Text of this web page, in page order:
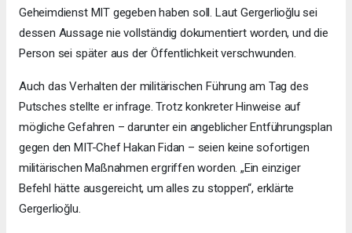
Geheimdienst MIT gegeben haben soll. Laut Gergerlioğlu sei
dessen Aussage nie vollständig dokumentiert worden, und die
Person sei später aus der Öffentlichkeit verschwunden.
Auch das Verhalten der militärischen Führung am Tag des
Putsches stellte er infrage. Trotz konkreter Hinweise auf
mögliche Gefahren – darunter ein angeblicher Entführungsplan
gegen den MIT-Chef Hakan Fidan – seien keine sofortigen
militärischen Maßnahmen ergriffen worden. „Ein einziger
Befehl hätte ausgereicht, um alles zu stoppen“, erklärte
Gergerlioğlu.